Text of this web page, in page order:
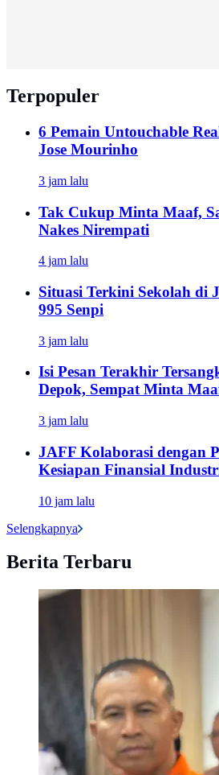
Terpopuler
6 Pemain Untouchable
Jose Mourinho
3 jam lalu
Tak Cukup Minta Maaf,
Nakes Nirempati
4 jam lalu
Situasi Terkini Sekolah di
995 Senpi
3 jam lalu
Isi Pesan Terakhir
Depok, Sempat Minta
3 jam lalu
JAFF Kolaborasi dengan
Kesiapan Finansial
10 jam lalu
Selengkapnya
Berita Terbaru